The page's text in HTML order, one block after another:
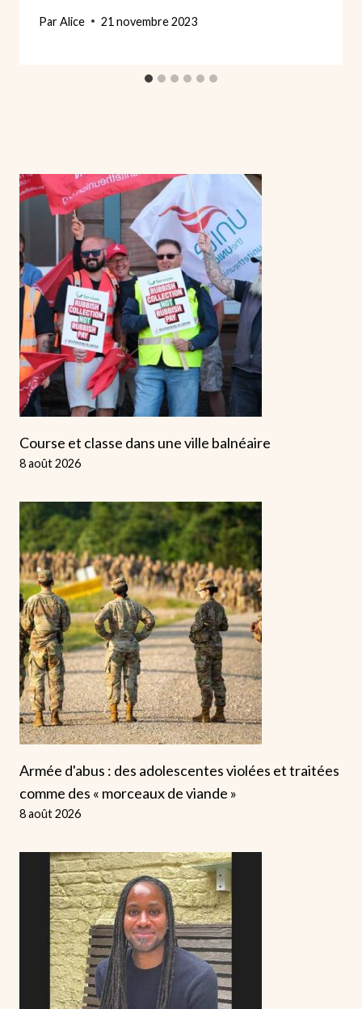
ParAlice 21 novembre 2023
Course et classe dans une ville balnéaire
8 août 2026
Armée d'abus : des adolescentes violées et traitées
comme des « morceaux de viande »
8 août 2026